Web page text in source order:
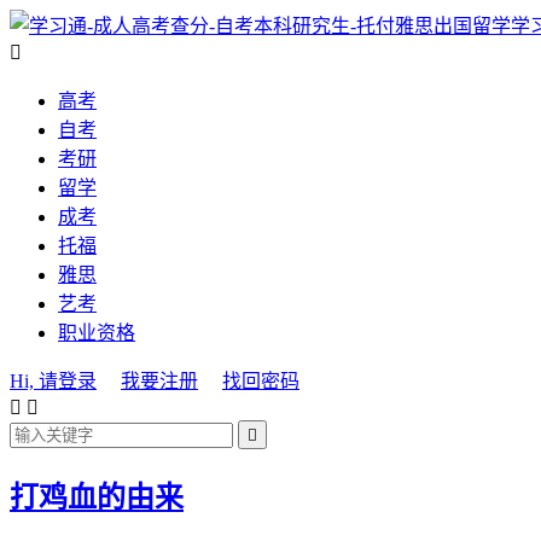
学

高考
自考
考研
留学
成考
托福
雅思
艺考
职业资格
Hi, 请登录 我要注册
找回密码
 

打鸡血的由来